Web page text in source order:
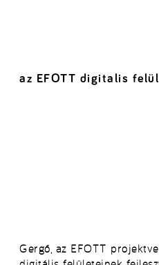
az EFOTT digitalis
Gergő, az EFOTT